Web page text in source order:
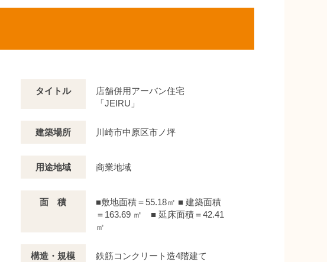
タイトル
店舗併用アーバン住宅
「JEIRU」
建築場所 川崎市中原区市ノ坪
用途地域 商業地域
面 積
■敷地面積＝55.18㎡ ■ 建築面積
＝163.69 ㎡ ■ 延床面積＝42.41
㎡
構造・規模 鉄筋コンクリート造4階建て